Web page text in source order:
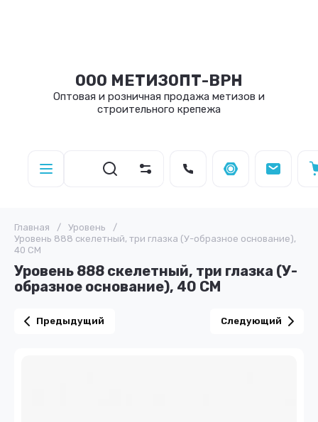
ООО МЕТИЗОПТ-ВРН
Оптовая и розничная продажа метизов и
строительного крепежа
Главная / Уровень
/
Уровень 888 скелетный, три глазка (У-образное основание),
40 СМ
Уровень 888 скелетный, три глазка (У-
образное основание), 40 СМ
Предыдущий Следующий